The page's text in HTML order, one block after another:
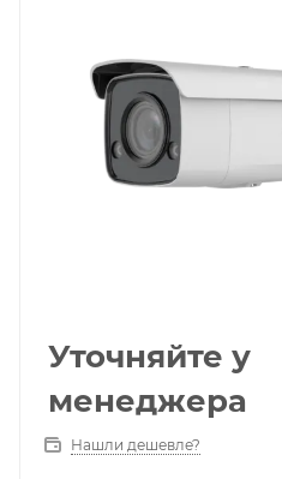
Уточняйте у
менеджера
Нашли дешевле?